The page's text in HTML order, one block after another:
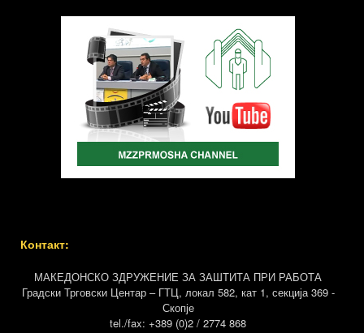
Контакт:
МАКЕДОНСКО ЗДРУЖЕНИЕ ЗА ЗАШТИТА ПРИ РАБОТА
Градски Трговски Центар – ГТЦ, локал 582, кат 1, секција 369 -
Скопје
tel./fax: +389 (0)2 / 2774 868